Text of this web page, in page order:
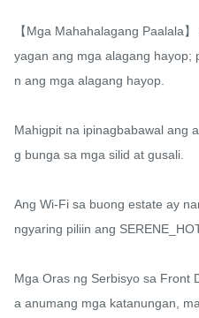
【Mga Mahahalagang Paalala
yagan ang mga alagang hayop;
n ang mga alagang hayop.
Mahigpit na ipinagbabawal ang
g bunga sa mga silid at gusali.
Ang Wi-Fi sa buong estate ay
ngyaring piliin ang
Mga Oras ng Serbisyo sa Front
a anumang mga katanungan,